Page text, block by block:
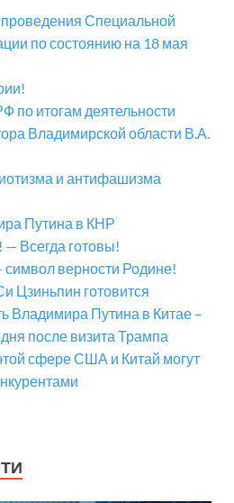
Специальной
по состоянию на 18 мая
по итогам деятельности
Владимирской области В.А.
и антифашизма
Путина в КНР
— Всегда готовы!
символ верности Родине!
Цзиньпин готовится
Владимира Путина в Китае –
после визита Трампа
сфере США и Китай могут